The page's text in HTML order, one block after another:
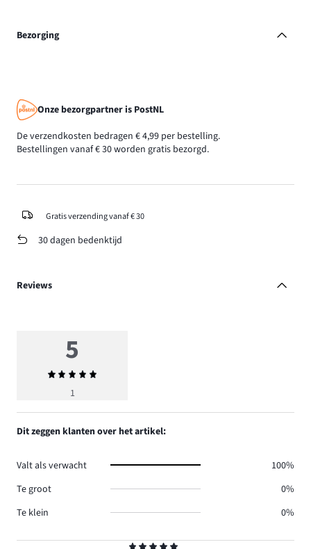
Bezorging
Onze bezorgpartner is PostNL
De verzendkosten bedragen € 4,99 per bestelling.
Bestellingen vanaf € 30 worden gratis bezorgd.
Gratis verzending vanaf € 30
30 dagen bedenktijd
Reviews
5
Gemiddelde
beoordeling
1
Dit zeggen klanten over het artikel:
Valt als verwacht
100%
Te groot
0%
Te klein
0%